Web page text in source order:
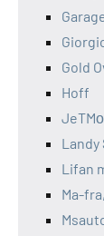
Gold
Hoff
Landy
Lifan
Ma-